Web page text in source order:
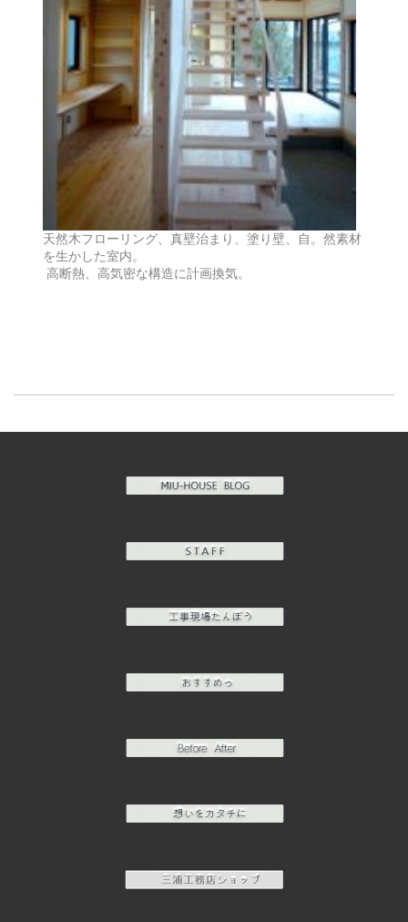
天然木フローリング、真壁治まり、塗り壁、自。然素材
を生かした室内。
高断熱、高気密な構造に計画換気。